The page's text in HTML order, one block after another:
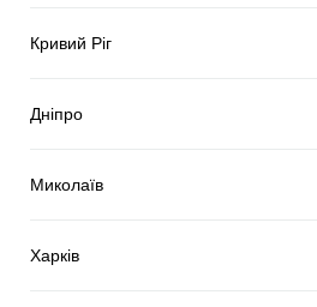
Кривий Ріг
Дніпро
Миколаїв
Харків